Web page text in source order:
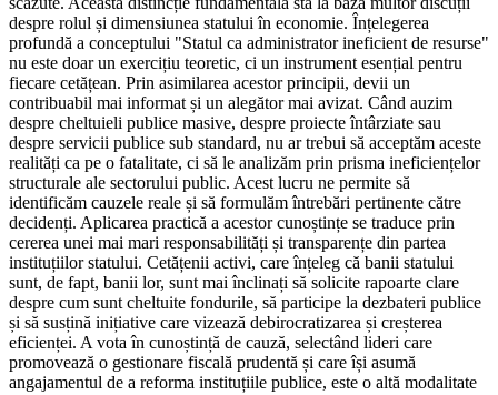
despre rolul și dimensiunea statului în economie. Înțelegerea
profundă a conceptului "Statul ca administrator ineficient de resurse"
nu este doar un exercițiu teoretic, ci un instrument esențial pentru
fiecare cetățean. Prin asimilarea acestor principii, devii un
contribuabil mai informat și un alegător mai avizat. Când auzim
despre cheltuieli publice masive, despre proiecte întârziate sau
despre servicii publice sub standard, nu ar trebui să acceptăm aceste
realități ca pe o fatalitate, ci să le analizăm prin prisma ineficiențelor
structurale ale sectorului public. Acest lucru ne permite să
identificăm cauzele reale și să formulăm întrebări pertinente către
decidenți. Aplicarea practică a acestor cunoștințe se traduce prin
cererea unei mai mari responsabilități și transparențe din partea
instituțiilor statului. Cetățenii activi, care înțeleg că banii statului
sunt, de fapt, banii lor, sunt mai înclinați să solicite rapoarte clare
despre cum sunt cheltuite fondurile, să participe la dezbateri publice
și să susțină inițiative care vizează debirocratizarea și creșterea
eficienței. A vota în cunoștință de cauză, selectând lideri care
promovează o gestionare fiscală prudentă și care își asumă
angajamentul de a reforma instituțiile publice, este o altă modalitate